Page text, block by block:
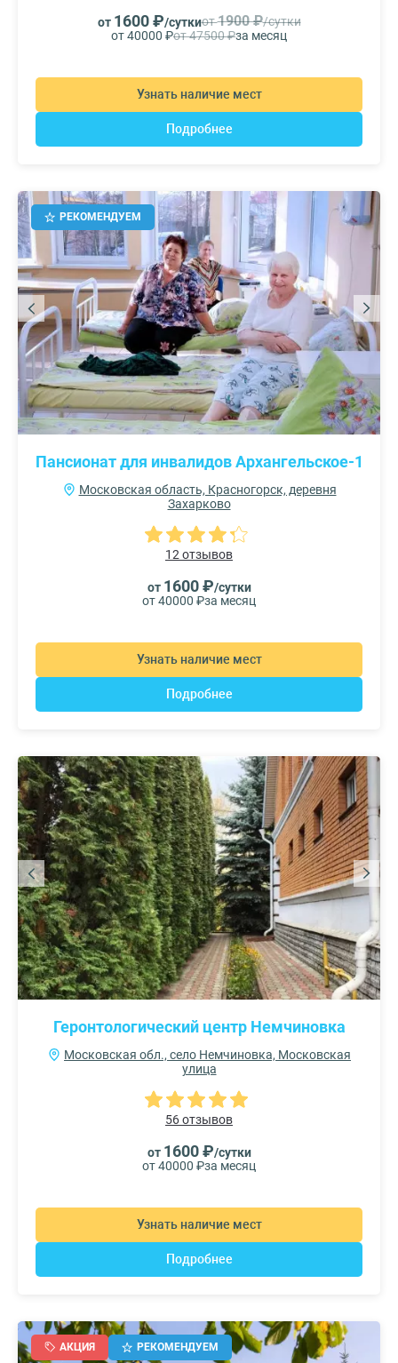
от 1600 ₽/суткиот1900 ₽/сутки
от 40000 ₽от 47500 ₽за месяц
Узнать наличие мест
Подробнее
РЕКОМЕНДУЕМ
Пансионат для инвалидов Архангельское-1
Московская область, Красногорск, деревня
Захарково
12 отзывов
от 1600 ₽/сутки
от 40000 ₽за месяц
Узнать наличие мест
Подробнее
Геронтологический центр Немчиновка
Московская обл., село Немчиновка, Московская
улица
56 отзывов
от 1600 ₽/сутки
от 40000 ₽за месяц
Узнать наличие мест
Подробнее
АКЦИЯ РЕКОМЕНДУЕМ